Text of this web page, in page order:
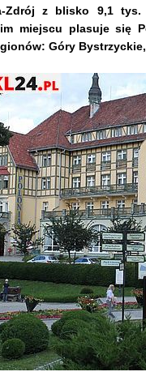
Zdrój z blisko 9,1
miejscu plasuje się
Góry